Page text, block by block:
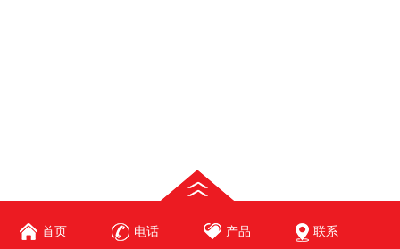
首页 电话 产品 联系